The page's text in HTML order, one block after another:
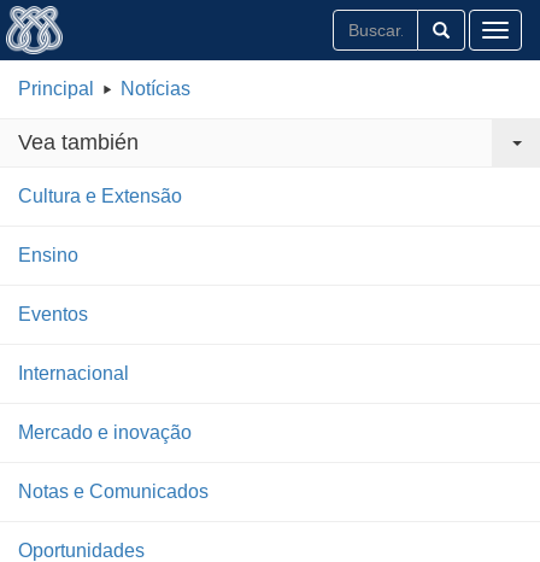
Principal Notícias
Vea también
Cultura e Extensão
Ensino
Eventos
Internacional
Mercado e inovação
Notas e Comunicados
Oportunidades